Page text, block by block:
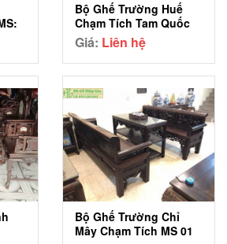
Bộ Ghế Trường Huế
Chạm Tích Tam Quốc
MS: 05
Giá: Liên hệ
Bộ Ghế Trường Chỉ
Mây Chạm Tích MS 01